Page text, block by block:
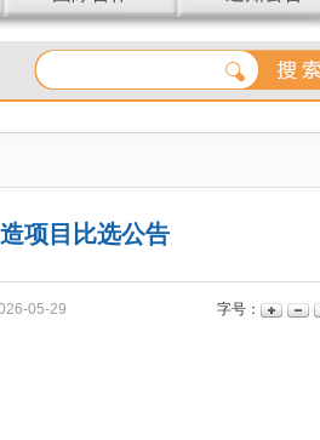
项目比选公告
05-29 字号：